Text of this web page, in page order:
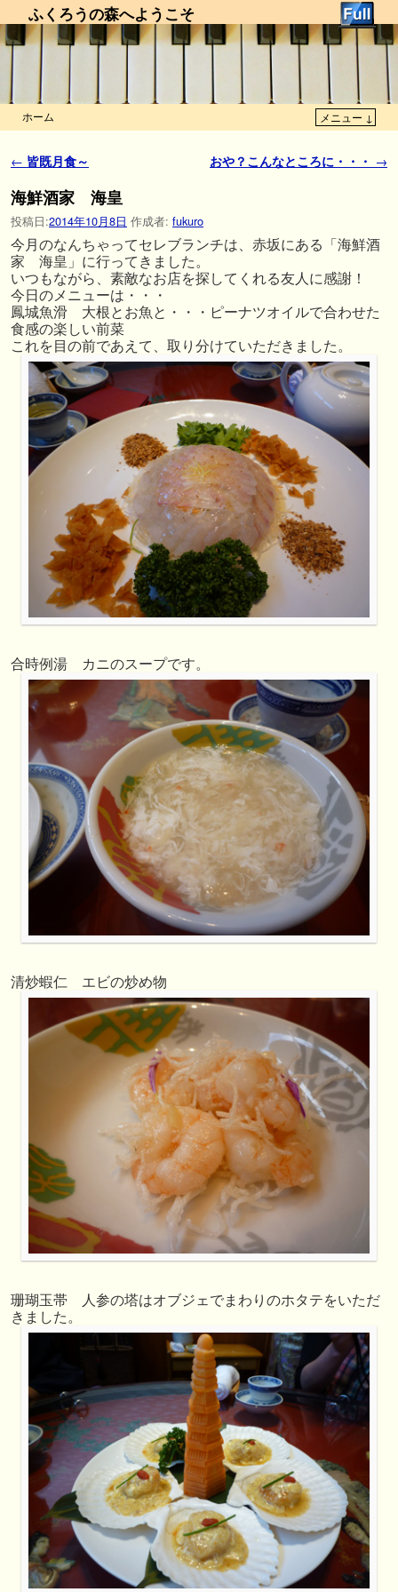
ふくろうの森へようこそ
ホーム メニュー ↓
投稿ナビゲーション
← 皆既月食～ おや？こんなところに・・・ →
海鮮酒家 海皇
投稿日:2014年10月8日 作成者: fukuro
今月のなんちゃってセレブランチは、赤坂にある「海鮮酒
家 海皇」に行ってきました。
いつもながら、素敵なお店を探してくれる友人に感謝！
今日のメニューは・・・
鳳城魚滑 大根とお魚と・・・ピーナツオイルで合わせた
食感の楽しい前菜
これを目の前であえて、取り分けていただきました。
合時例湯 カニのスープです。
清炒蝦仁 エビの炒め物
珊瑚玉帯 人参の塔はオブジェでまわりのホタテをいただ
きました。